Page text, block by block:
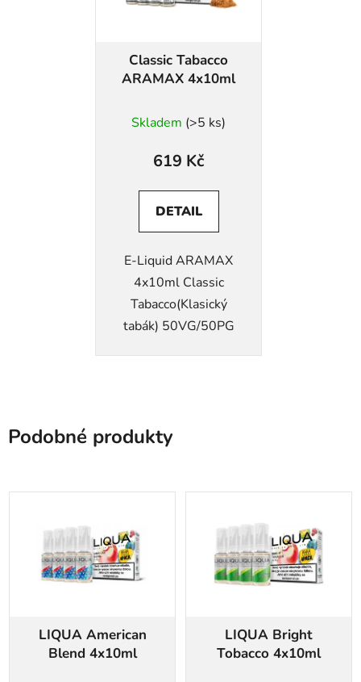
Classic Tabacco
ARAMAX 4x10ml
Skladem (>5 ks)
619 Kč
DETAIL
E-Liquid ARAMAX
4x10ml Classic
Tabacco(Klasický
tabák) 50VG/50PG
Podobné produkty
LIQUA American
Blend 4x10ml
LIQUA Bright
Tobacco 4x10ml